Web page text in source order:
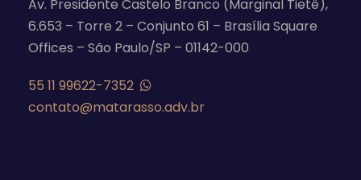
Av. Presidente Castelo Branco (Marginal Tietê),
6.653 – Torre 2 – Conjunto 61 – Brasília Square
Offices – São Paulo/SP – 01142-000
55 11 99622-7352
contato@matarasso.adv.br